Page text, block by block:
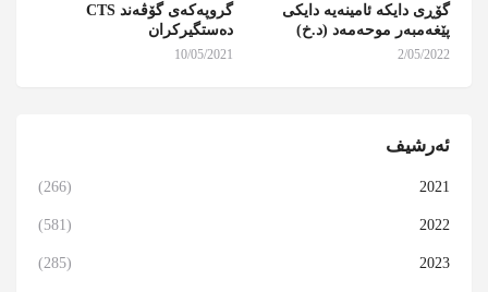
گۆڕی دایکە ئامینەیە دایکی
پێغەمبەر موحەمەد (د.خ)
2/05/2022
گروپەکەی گۆڤەند CTS
دەستگیرکران
10/05/2021
ئەرشیف
2021
(266)
2022
(581)
2023
(285)